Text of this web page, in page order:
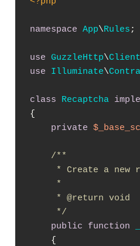
namespace App\Rules ;
use GuzzleHttp\Client
use
Illuminate\
class Recaptcha
{
private
/**
* Create a new
     *
     *
@return void
     */
public
function
{